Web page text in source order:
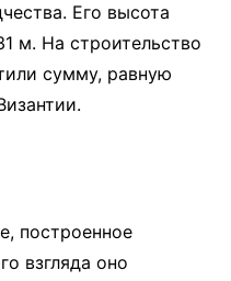
Его высота
м. На строительство
сумму, равную
построенное
взгляда оно